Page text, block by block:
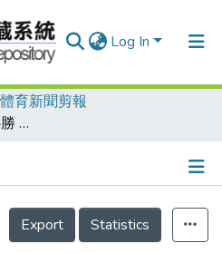
Log In
體育新聞剪報
區運棒球 雜牌軍哀兵必勝 嘉義市以五比一將台北市淘汰出局/男排 台中輕取南投縣 台北市今戰苗栗縣 一場硬戰/巧固球 桃園市一分氣走高雄市 打到最後五秒 還不分勝負/女排雙強提前照面 高雄縣拿下屏東縣/手球 衛冕隊真來勁 台中縣男女雙雙晉級
Details
Export
Statistics